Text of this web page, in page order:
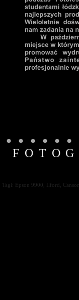
Tagi: Epson 9900, Ilford,